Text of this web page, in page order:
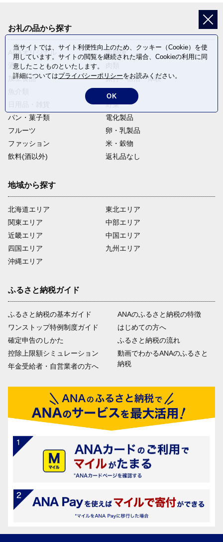
お礼の品から探す
ANAオリジナル
定期便
酒
加工食品
旅行・宿泊・体験
野菜
パン・菓子類
電化製品
フルーツ
卵・乳製品
ファッション
米・穀物
飲料(酒以外)
返礼品なし
地域から探す
北海道エリア
関東エリア
近畿エリア
四国エリア
沖縄エリア
東北エリア
中部エリア
中国エリア
九州エリア
ふるさと納税ガイド
ふるさと納税の基本ガイド
ワンストップ特例制度ガイド
確定申告のしかた
控除上限額シミュレーション
年金受給者・自営業者の方へ
ANAのふるさと納税の特徴
はじめての方へ
ふるさと納税の流れ
動画でわかるANAのふるさと
納税
当サイトでは、サイト利便性向上のため、クッキー（Cookie）を使
用しています。サイトの閲覧を継続された場合、Cookieの利用に同
意したことものといたします。
詳細についてはプライバシーポリシーをお読みください。
OK